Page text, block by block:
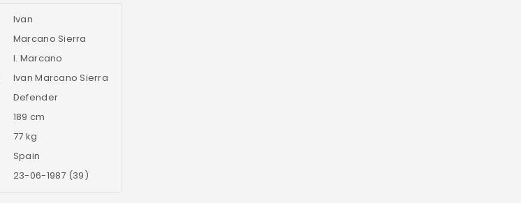
Ivan
Marcano Sierra
I. Marcano
Ivan Marcano Sierra
Defender
189 cm
77 kg
Spain
23-06-1987 (39)